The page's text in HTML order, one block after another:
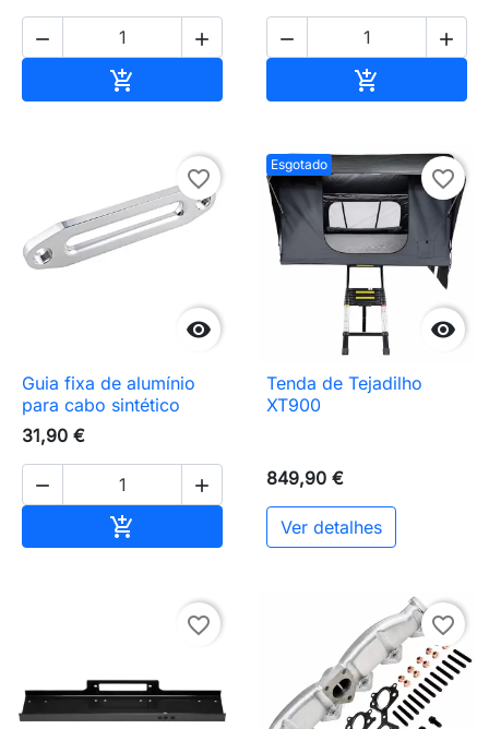
 

 


favorite_border
Guia fixa de alumínio
para cabo sintético
31,90 €
 
 Adicionar ao carrinho
Esgotado

favorite_border
Tenda de Tejadilho
XT900
849,90 €
Ver detalhes
favorite_border favorite_border